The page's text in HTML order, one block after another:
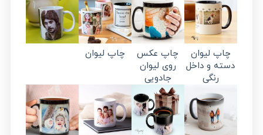
چاپ لیوان
دسته و داخل
رنگی
چاپ عکس
روی لیوان
جادویی
چاپ لیوان